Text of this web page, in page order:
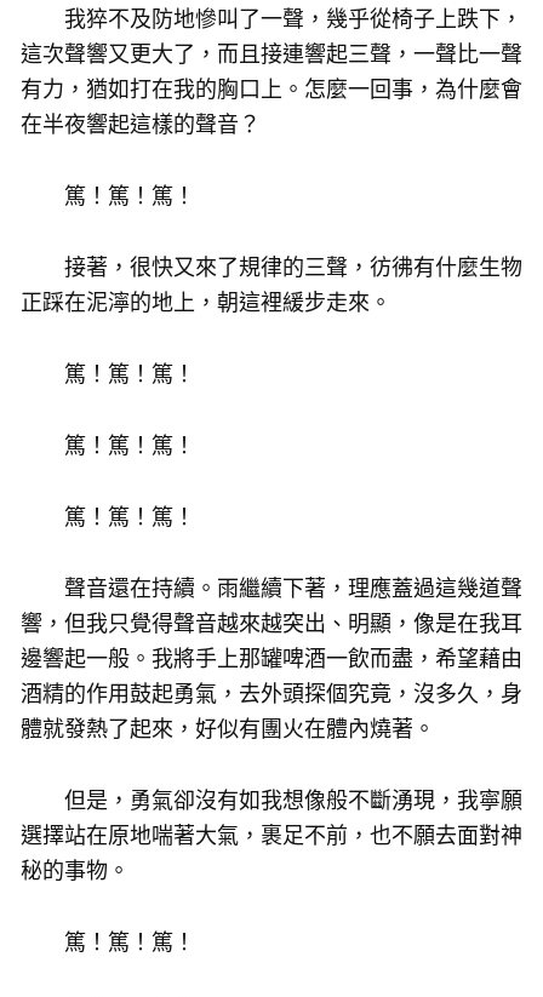
我猝不及防地慘叫了一聲，幾乎從椅子上跌下，
這次聲響又更大了，而且接連響起三聲，一聲比一聲
有力，猶如打在我的胸口上。怎麼一回事，為什麼會
在半夜響起這樣的聲音？
篤！篤！篤！
接著，很快又來了規律的三聲，彷彿有什麼生物
正踩在泥濘的地上，朝這裡緩步走來。
篤！篤！篤！
篤！篤！篤！
篤！篤！篤！
聲音還在持續。雨繼續下著，理應蓋過這幾道聲
響，但我只覺得聲音越來越突出、明顯，像是在我耳
邊響起一般。我將手上那罐啤酒一飲而盡，希望藉由
酒精的作用鼓起勇氣，去外頭探個究竟，沒多久，身
體就發熱了起來，好似有團火在體內燒著。
但是，勇氣卻沒有如我想像般不斷湧現，我寧願
選擇站在原地喘著大氣，裹足不前，也不願去面對神
秘的事物。
篤！篤！篤！